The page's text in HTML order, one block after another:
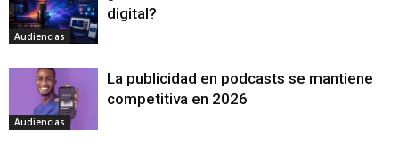
Audiencias
digital?
Audiencias
La publicidad en podcasts se mantiene
competitiva en 2026